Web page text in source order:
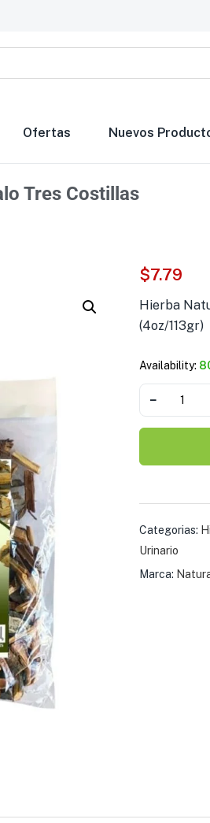
Ofertas Nuevos
Tres Costillas
$7.79
Hierba
(4oz/113gr)
Availability:
−
Categorias:
Urinario
Marca: